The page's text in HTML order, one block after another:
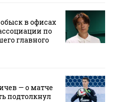
в офисах
по
главного
— о матче
подтолкнул